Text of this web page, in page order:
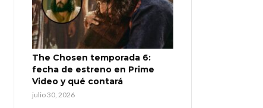
The Chosen temporada 6:
fecha de estreno en Prime
Video y qué contará
julio 30, 2026